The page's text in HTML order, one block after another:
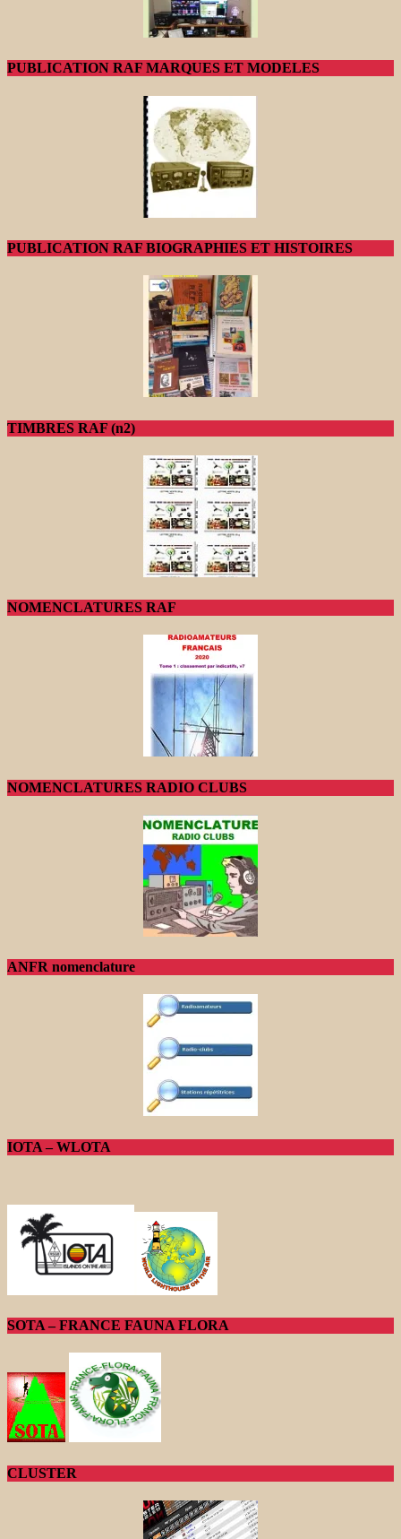
PUBLICATION RAF MARQUES ET MODELES
PUBLICATION RAF BIOGRAPHIES ET HISTOIRES
TIMBRES RAF (n2)
NOMENCLATURES RAF
NOMENCLATURES RADIO CLUBS
ANFR nomenclature
IOTA – WLOTA
SOTA – FRANCE FAUNA FLORA
CLUSTER